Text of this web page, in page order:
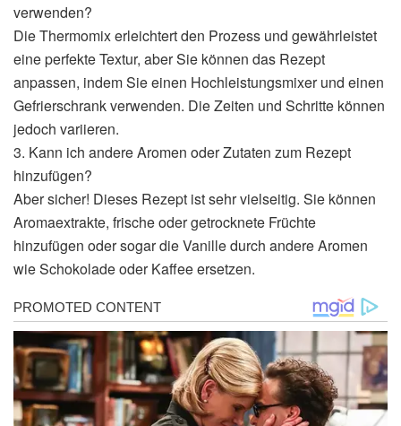
verwenden?
Die Thermomix erleichtert den Prozess und gewährleistet
eine perfekte Textur, aber Sie können das Rezept
anpassen, indem Sie einen Hochleistungsmixer und einen
Gefrierschrank verwenden. Die Zeiten und Schritte können
jedoch variieren.
3. Kann ich andere Aromen oder Zutaten zum Rezept
hinzufügen?
Aber sicher! Dieses Rezept ist sehr vielseitig. Sie können
Aromaextrakte, frische oder getrocknete Früchte
hinzufügen oder sogar die Vanille durch andere Aromen
wie Schokolade oder Kaffee ersetzen.